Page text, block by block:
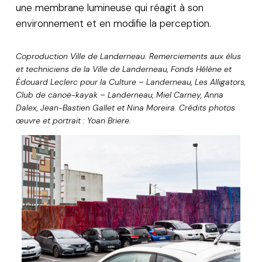
une membrane lumineuse qui réagit à son
environnement et en modifie la perception.
Coproduction Ville de Landerneau. Remerciements aux élus
et techniciens de la Ville de Landerneau, Fonds Hélène et
Édouard Leclerc pour la Culture – Landerneau, Les Alligators,
Club de canoë-kayak – Landerneau, Miel Carney, Anna
Dalex, Jean-Bastien Gallet et Nina Moreira. Crédits photos
œuvre et portrait : Yoan Briere.